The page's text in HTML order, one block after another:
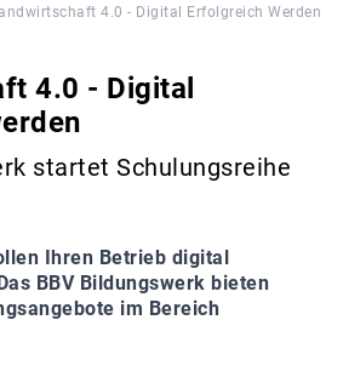
4.0 - Digital Erfolgreich Werden
4.0 - Digital
startet Schulungsreihe
Ihren Betrieb digital
BBV Bildungswerk bieten
im Bereich